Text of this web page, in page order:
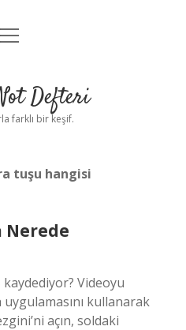
Uyarı
menüyü
Defteri
farklı bir keşif.
tuşu hangisi
Nerede
Videoyu
kullanarak
açın, soldaki